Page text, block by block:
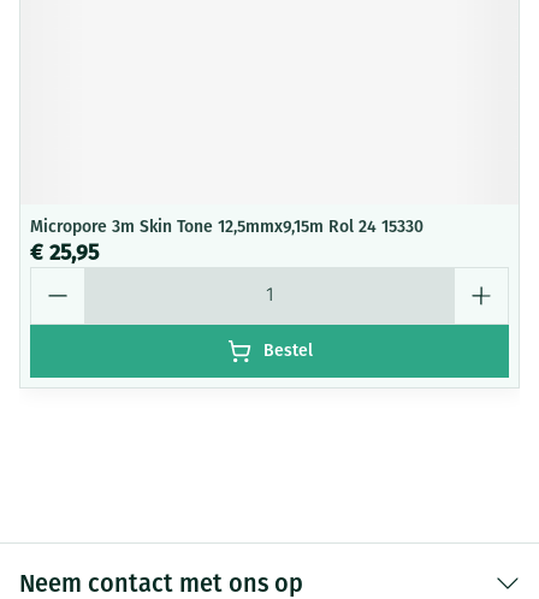
Micropore 3m Skin Tone 12,5mmx9,15m Rol 24 15330
€ 25,95
Bestel
Neem contact met ons op